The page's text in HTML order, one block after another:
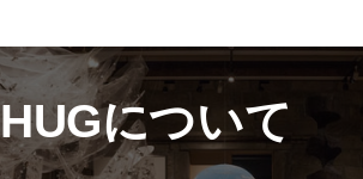
HUGについて